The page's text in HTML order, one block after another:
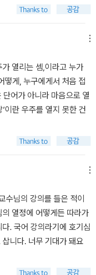
나 죽음을 맞이하는 인간
어가 잘 안 쓰이는 단어를
떠올리게 한다. 거대한
그 기본 단위인 단어처럼
서 존재한다는 사실을 알
삶이라는 심오하고 거대
소설, 신문기사, 지명, 민간
들며 어느새 ‘어떻게 살아
발
감이 붙는다 어휘 사
는 성인이 해가 갈수록 많
할 때 논리가 허술하거
한다. 단어를 다양하게
못하는 건 단순히 지식의
하는 힘을 키울 수 있도록
람에 세계사를 다시 써야
집자의 실수로 없던 단어
그 단어가 현재까지도 사
열리는 셈,이라고 누가
떻게, 누구에게서 처음 접
어가 아니라 마음으로 열
이란 우주를 열지 못한 건
수님의 강의를 들은 적이
열정에 어떻게든 따라가
. 국어 강의라기에 호기심
니다. 너무 기대가 돼요